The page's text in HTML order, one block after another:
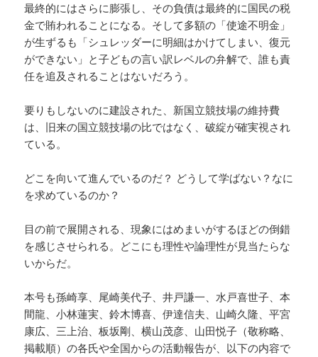
最終的にはさらに膨張し、その負債は最終的に国民の税
金で賄われることになる。そして多額の「使途不明金」
が生ずるも「シュレッダーに明細はかけてしまい、復元
ができない」と子どもの言い訳レベルの弁解で、誰も責
任を追及されることはないだろう。
要りもしないのに建設された、新国立競技場の維持費
は、旧来の国立競技場の比ではなく、破綻が確実視され
ている。
どこを向いて進んでいるのだ？ どうして学ばない？なに
を求めているのか？
目の前で展開される、現象にはめまいがするほどの倒錯
を感じさせられる。どこにも理性や論理性が見当たらな
いからだ。
本号も孫崎享、尾崎美代子、井戸謙一、水戸喜世子、本
間龍、小林蓮実、鈴木博喜、伊達信夫、山崎久隆、平宮
康広、三上治、板坂剛、横山茂彦、山田悦子（敬称略、
掲載順）の各氏や全国からの活動報告が、以下の内容で